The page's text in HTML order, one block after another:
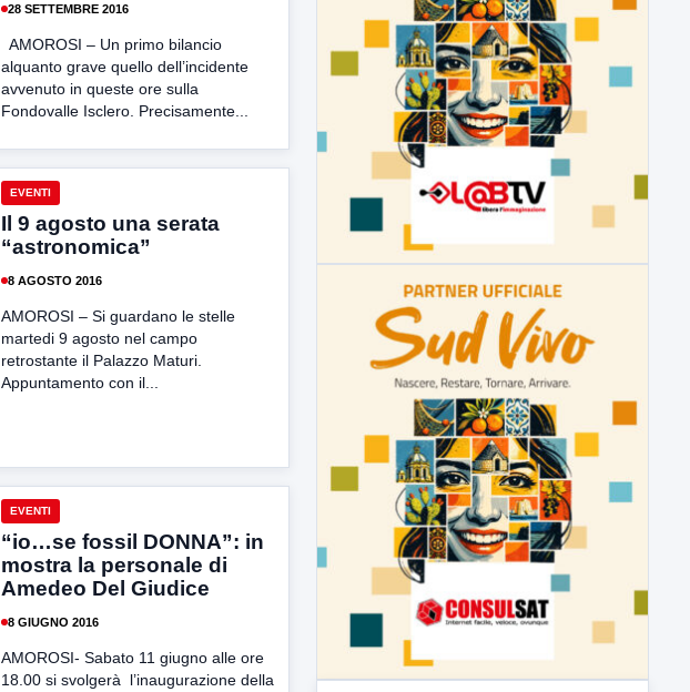
28 SETTEMBRE 2016
AMOROSI – Un primo bilancio
alquanto grave quello dell’incidente
avvenuto in queste ore sulla
Fondovalle Isclero. Precisamente...
EVENTI
Il 9 agosto una serata
“astronomica”
8 AGOSTO 2016
AMOROSI – Si guardano le stelle
martedi 9 agosto nel campo
retrostante il Palazzo Maturi.
Appuntamento con il...
EVENTI
“io…se fossil DONNA”: in
mostra la personale di
Amedeo Del Giudice
8 GIUGNO 2016
AMOROSI- Sabato 11 giugno alle ore
18.00 si svolgerà l’inaugurazione della